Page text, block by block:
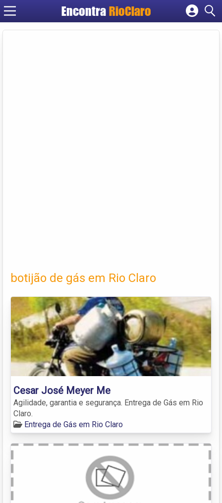
Encontra RioClaro
Cadastrar empresa
botijão de gás em Rio Claro
Cesar José Meyer Me
Agilidade, garantia e segurança. Entrega de Gás em Rio
Claro.
Entrega de Gás em Rio Claro